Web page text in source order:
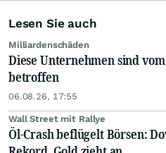
Lesen Sie auch
Milliardenschäden
Diese Unternehmen sind
betroffen
06.08.26, 17:55
Wall Street mit Rallye
Öl-Crash beflügelt Börsen: